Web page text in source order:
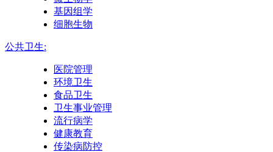
基因组学
细胞生物
公共卫生:
医院管理
环境卫生
食品卫生
卫生事业管理
流行病学
健康教育
传染病防控